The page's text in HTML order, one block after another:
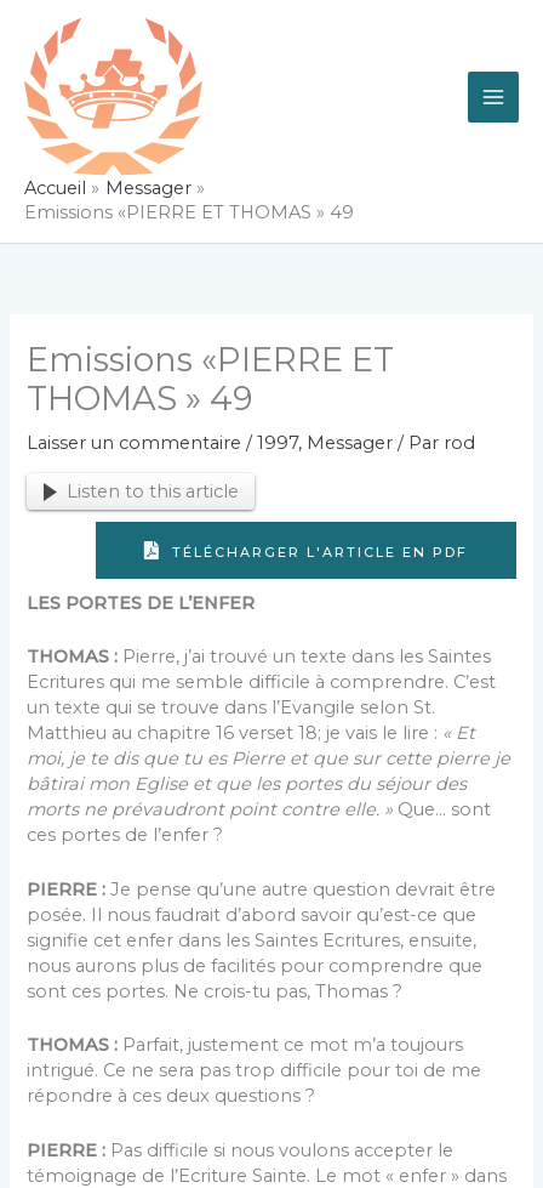
contenu
Accueil
Messager
Emissions «PIERRE ET THOMAS » 49
Emissions «PIERRE ET
THOMAS » 49
Laisser un commentaire /1997, Messager / Par rod
Listen to this article
TÉLÉCHARGER L'ARTICLE EN PDF
LES PORTES DE L’ENFER
THOMAS : Pierre, j’ai trouvé un texte dans les Saintes
Ecritures qui me semble difficile à comprendre. C’est
un texte qui se trouve dans l’Evangile selon St.
Matthieu au chapitre 16 verset 18; je vais le lire : « Et
moi, je te dis que tu es Pierre et que sur cette pierre je
bâtirai mon Eglise et que les portes du séjour des
morts ne prévaudront point contre elle. » Que… sont
ces portes de l’enfer ?
PIERRE :Je pense qu’une autre question devrait être
posée. Il nous faudrait d’abord savoir qu’est-ce que
signifie cet enfer dans les Saintes Ecritures, ensuite,
nous aurons plus de facilités pour comprendre que
sont ces portes. Ne crois-tu pas, Thomas ?
THOMAS : Parfait, justement ce mot m’a toujours
intrigué. Ce ne sera pas trop difficile pour toi de me
répondre à ces deux questions ?
PIERRE : Pas difficile si nous voulons accepter le
témoignage de l’Ecriture Sainte. Le mot « enfer » dans